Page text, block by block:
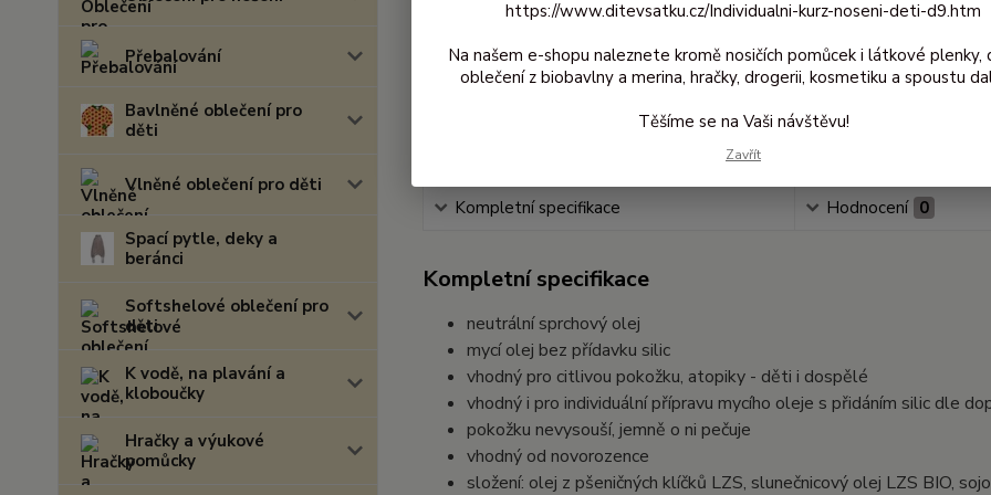
Přebalování
Bavlněné oblečení pro
děti
Vlněné oblečení pro děti
Spací pytle, deky a
beránci
Softshelové oblečení pro
děti
K vodě, na plavání a
kloboučky
Hračky a výukové
pomůcky
211
Kompletní specifikace Hodnocení 0
Kompletní specifikace
neutrální sprchový olej
mycí olej bez přídavku silic
vhodný pro citlivou pokožku, atopiky - děti i dospělé
vhodný i pro individuální přípravu mycího oleje s přidáním silic dle
pokožku nevysouší, jemně o ni pečuje
vhodný od novorozence
složení: olej z pšeničných klíčků LZS, slunečnicový olej LZS BIO,
https://www.ditevsatku.cz/Individualni-kurz-noseni-deti-d9.htm
Na našem e-shopu naleznete kromě nosičích pomůcek i látkové plenky,
oblečení z biobavlny a merina, hračky, drogerii, kosmetiku a spoustu
Těšíme se na Vaši návštěvu!
Zavřít